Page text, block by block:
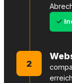
2